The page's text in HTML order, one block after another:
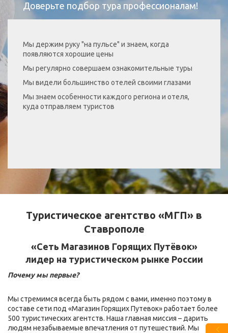
Доверьте подбор тура профессионалам!
Мы держим руку "на пульсе" и знаем, когда
появляются хорошие цены
Мы регулярно совершаем ознакомительные туры
Мы видели большинство отелей своими глазами
Мы знаем особенности каждого региона и отеля,
куда отправляем туристов
Туристическое агентство «МГП» в
Ставрополе
«Сеть Магазинов Горящих Путёвок»
лидер на туристическом рынке России
Почему мы первые?
Мы стремимся всегда быть рядом с вами, именно поэтому в
составе сети под «Магазин Горящих Путевок» работает более
500 туристических агентств. Наша главная миссия – дарить
людям незабываемые впечатления от путешествий. Мы